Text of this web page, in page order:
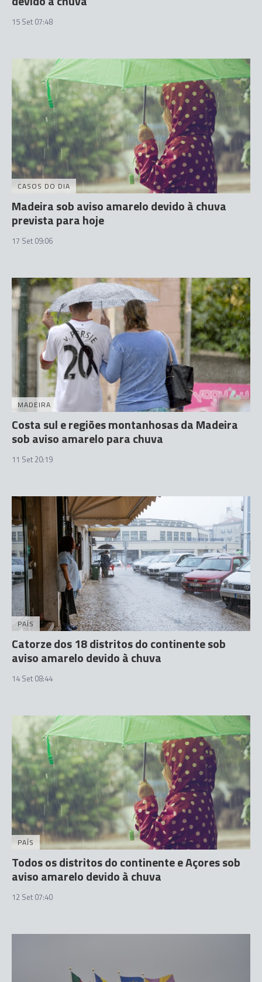
15 Set 07:48
CASOS DO DIA
Madeira sob aviso amarelo devido à chuva
prevista para hoje
17 Set 09:06
MADEIRA
Costa sul e regiões montanhosas da Madeira
sob aviso amarelo para chuva
11 Set 20:19
PAÍS
Catorze dos 18 distritos do continente sob
aviso amarelo devido à chuva
14 Set 08:44
PAÍS
Todos os distritos do continente e Açores sob
aviso amarelo devido à chuva
12 Set 07:40